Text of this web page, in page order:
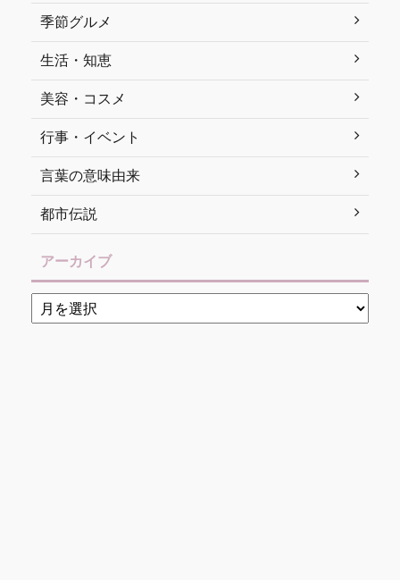
季節グルメ
生活・知恵
美容・コスメ
行事・イベント
言葉の意味由来
都市伝説
アーカイブ